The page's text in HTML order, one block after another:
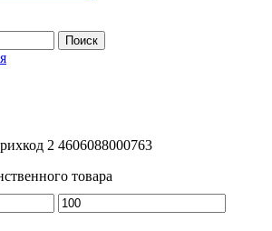
Поиск
2 4606088000763
товара
Максимальная
цена